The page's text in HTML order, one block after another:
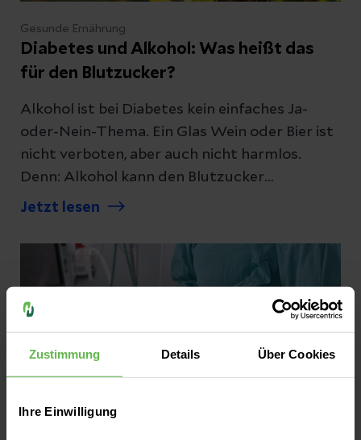
Zustimmung Details Über Cookies
Ihre Einwilligung
Gesunde Ernährung
Diabetes und Alkohol: Was heißt das
für den Blutzucker?
Alkohol ist bei Diabetes kein einfaches Ja-
oder-Nein-Thema. Ein Glas Wein oder Bier ist
nicht verboten, aber auch nicht harmlos.
Denn: Alkohol kann den Blutzucker
beeinflussen und Unterzuckerungen
oder bestimmte Diabetes-Medikamente
wirken. Was Sie dazu wissen müssen, haben
wir für Sie zusammengefasst.
Jetzt lesen